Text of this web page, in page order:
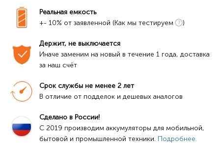
Реальная емкость
+- 10% от заявленной (Как мы тестируем
)
Держит, не выключается
Иначе заменим на новый в течение 1 года, доставка
за наш счёт
Срок службы не менее 2 лет
В отличие от подделок и дешевых аналогов
Сделано в России!
C 2019 производим аккумуляторы для мобильной,
бытовой и промышленной техники. Подробнее.